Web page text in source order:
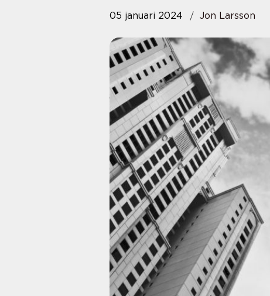
05 januari 2024 Jon Larsson